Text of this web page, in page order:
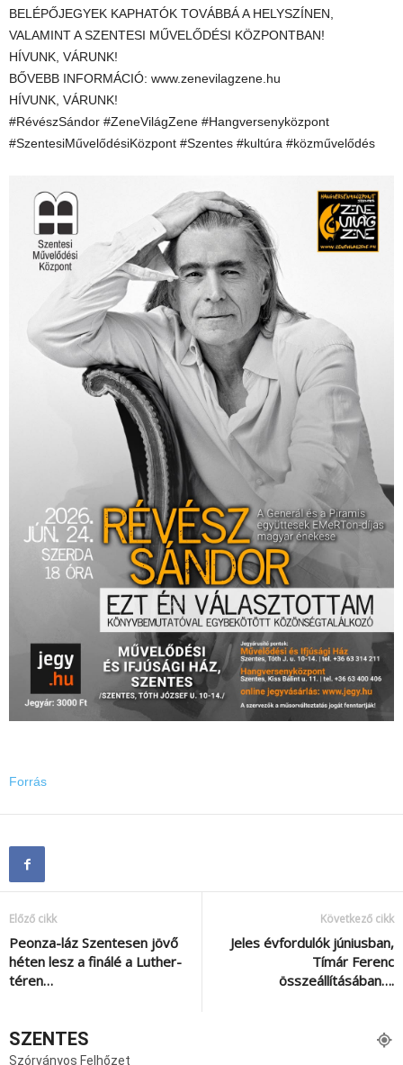
BELÉPŐJEGYEK KAPHATÓK TOVÁBBÁ A HELYSZÍNEN,
VALAMINT A SZENTESI MŰVELŐDÉSI KÖZPONTBAN!
HÍVUNK, VÁRUNK!
BŐVEBB INFORMÁCIÓ: www.zenevilagzene.hu
HÍVUNK, VÁRUNK!
#RévészSándor #ZeneVilágZene #Hangversenyközpont
#SzentesiMűvelődésiKözpont #Szentes #kultúra #közművelődés
Forrás
Előző cikk
Peonza-láz Szentesen jövő
héten lesz a finálé a Luther-
téren…
Következő cikk
Jeles évfordulók júniusban,
Tímár Ferenc
összeállításában….
SZENTES
Szórványos Felhőzet